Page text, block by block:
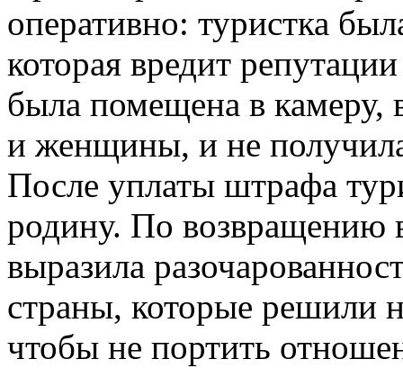
оперативно: туристка
которая вредит
была помещена в камеру,
и женщины, и не
После уплаты штрафа
родину. По
выразила
страны, которые решили
чтобы не портить